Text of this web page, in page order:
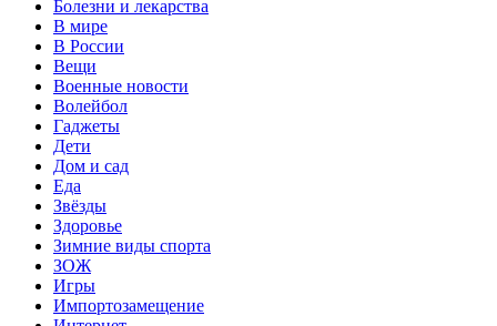
Болезни и лекарства
В мире
В России
Вещи
Военные новости
Волейбол
Гаджеты
Дети
Дом и сад
Еда
Звёзды
Здоровье
Зимние виды спорта
ЗОЖ
Игры
Импортозамещение